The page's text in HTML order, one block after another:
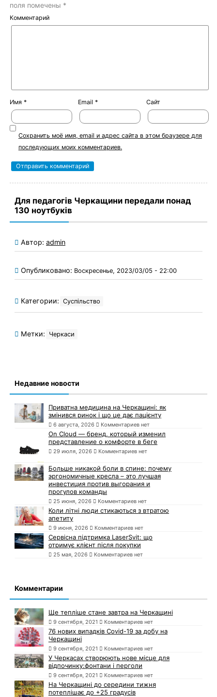
поля помечены *
Комментарий
Имя * Email * Сайт
Сохранить моё имя, email и адрес сайта в этом браузере для
последующих моих комментариев.
Для педагогів Черкащини передали понад
130 ноутбуків
Автор: admin
Опубликовано: Воскресенье, 2023/03/05 - 22:00
Категории: Суспільство
Метки: Черкаси
Недавние новости
Приватна медицина на Черкащині: як
змінився ринок і що це дає пацієнту
6 августа, 2026 Комментариев нет
On Cloud — бренд, который изменил
представление о комфорте в беге
29 июля, 2026 Комментариев нет
Больше никакой боли в спине: почему
эргономичные кресла – это лучшая
инвестиция против выгорания и
прогулов команды
25 июня, 2026 Комментариев нет
Коли літні люди стикаються з втратою
апетиту
9 июня, 2026 Комментариев нет
Сервісна підтримка LaserSvit: що
отримує клієнт після покупки
25 мая, 2026 Комментариев нет
Комментарии
Ще тепліше стане завтра на Черкащині
9 сентября, 2021 Комментариев нет
76 нових випадків Covid-19 за добу на
Черкащині
9 сентября, 2021 Комментариев нет
У Черкасах створюють нове місце для
відпочинку:фонтани і перголи
9 сентября, 2021 Комментариев нет
На Черкащині до середини тижня
потеплішає до +25 градусів